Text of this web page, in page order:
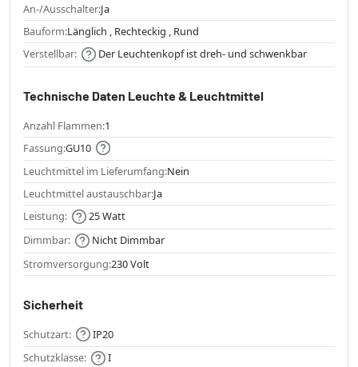
An-/Ausschalter:Ja
Bauform:Länglich , Rechteckig , Rund
Verstellbar:
Der Leuchtenkopf ist dreh- und schwenkbar
Technische Daten Leuchte & Leuchtmittel
Anzahl Flammen:1
Fassung:GU10
Leuchtmittel im Lieferumfang:Nein
Leuchtmittel austauschbar:Ja
Leistung:
25 Watt
Dimmbar:
Nicht Dimmbar
Stromversorgung:230 Volt
Sicherheit
Schutzart:
IP20
Schutzklasse:
I